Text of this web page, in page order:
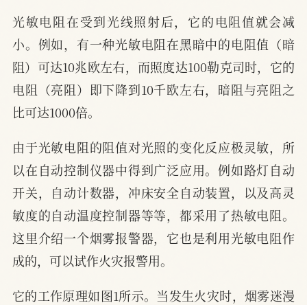
光敏电阻在受到光线照射后，它的电阻值就会减
小。例如，有一种光敏电阻在黑暗中的电阻值（暗
阻）可达10兆欧左右，而照度达100勒克司时，它的
电阻（亮阻）即下降到10千欧左右，暗阻与亮阻之
比可达1000倍。
由于光敏电阻的阻值对光照的变化反应极灵敏，所
以在自动控制仪器中得到广泛应用。例如路灯自动
开关，自动计数器，冲床安全自动装置，以及高灵
敏度的自动温度控制器等等，都采用了热敏电阻。
这里介绍一个烟雾报警器，它也是利用光敏电阻作
成的，可以试作火灾报警用。
它的工作原理如图1所示。当发生火灾时，烟雾迷漫